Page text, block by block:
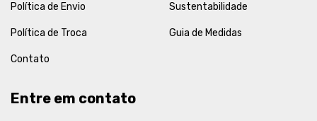
Política de Envio
Política de Troca
Contato
Sustentabilidade
Guia de Medidas
Entre em contato